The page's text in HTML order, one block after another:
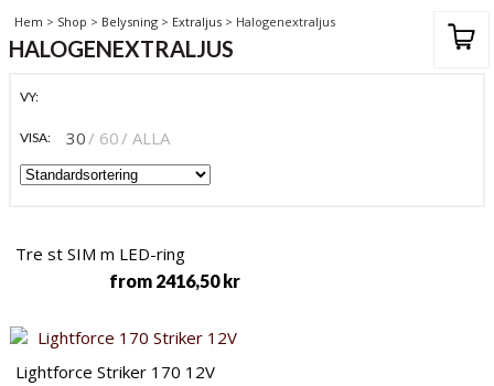
Hem > Shop > Belysning > Extraljus > Halogenextraljus
HALOGENEXTRALJUS
VY:
VISA: 30 60 ALLA
Tre st SIM m LED-ring
from 2416,50kr
Lightforce Striker 170 12V